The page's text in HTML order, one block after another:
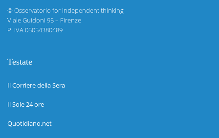
©Osservatorio for independent thinking
Viale Guidoni 95 – Firenze
P. IVA 05054380489
Testate
Il Corriere della Sera
Il Sole 24 ore
Quotidiano.net